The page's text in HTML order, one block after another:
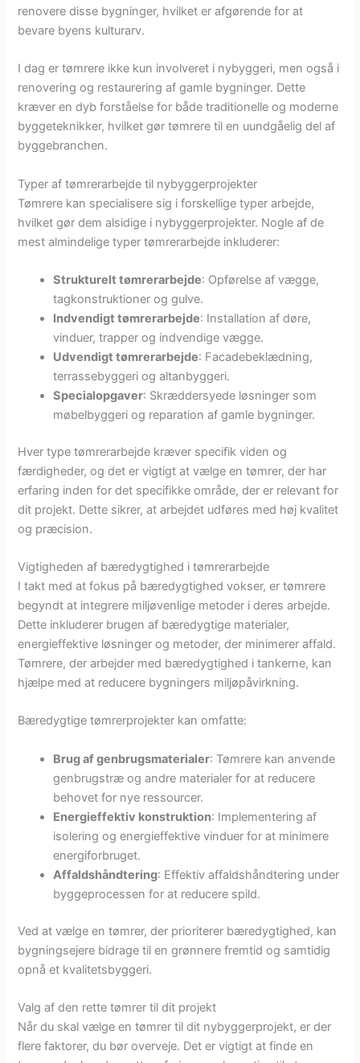
renovere disse bygninger, hvilket er afgørende for at
bevare byens kulturarv.
I dag er tømrere ikke kun involveret i nybyggeri, men også i
renovering og restaurering af gamle bygninger. Dette
kræver en dyb forståelse for både traditionelle og moderne
byggeteknikker, hvilket gør tømrere til en uundgåelig del af
byggebranchen.
Typer af tømrerarbejde til nybyggerprojekter
Tømrere kan specialisere sig i forskellige typer arbejde,
hvilket gør dem alsidige i nybyggerprojekter. Nogle af de
mest almindelige typer tømrerarbejde inkluderer:
Strukturelt tømrerarbejde: Opførelse af vægge,
tagkonstruktioner og gulve.
Indvendigt tømrerarbejde: Installation af døre,
vinduer, trapper og indvendige vægge.
Udvendigt tømrerarbejde: Facadebeklædning,
terrassebyggeri og altanbyggeri.
Specialopgaver: Skræddersyede løsninger som
møbelbyggeri og reparation af gamle bygninger.
Hver type tømrerarbejde kræver specifik viden og
færdigheder, og det er vigtigt at vælge en tømrer, der har
erfaring inden for det specifikke område, der er relevant for
dit projekt. Dette sikrer, at arbejdet udføres med høj kvalitet
og præcision.
Vigtigheden af bæredygtighed i tømrerarbejde
I takt med at fokus på bæredygtighed vokser, er tømrere
begyndt at integrere miljøvenlige metoder i deres arbejde.
Dette inkluderer brugen af bæredygtige materialer,
energieffektive løsninger og metoder, der minimerer affald.
Tømrere, der arbejder med bæredygtighed i tankerne, kan
hjælpe med at reducere bygningers miljøpåvirkning.
Bæredygtige tømrerprojekter kan omfatte:
Brug af genbrugsmaterialer: Tømrere kan anvende
genbrugstræ og andre materialer for at reducere
behovet for nye ressourcer.
Energieffektiv konstruktion: Implementering af
isolering og energieffektive vinduer for at minimere
energiforbruget.
Affaldshåndtering: Effektiv affaldshåndtering under
byggeprocessen for at reducere spild.
Ved at vælge en tømrer, der prioriterer bæredygtighed, kan
bygningsejere bidrage til en grønnere fremtid og samtidig
opnå et kvalitetsbyggeri.
Valg af den rette tømrer til dit projekt
Når du skal vælge en tømrer til dit nybyggerprojekt, er der
flere faktorer, du bør overveje. Det er vigtigt at finde en